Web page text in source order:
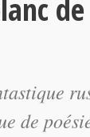
de